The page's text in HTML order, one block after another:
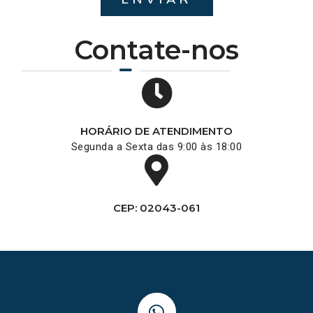
Contate-nos
HORÁRIO DE ATENDIMENTO
Segunda a Sexta das 9:00 às 18:00
CEP: 02043-061